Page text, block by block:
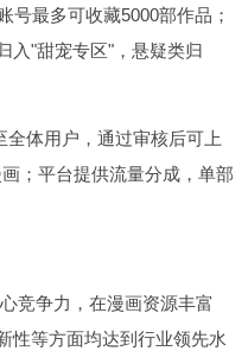
号最多可收藏5000部作品；
入"甜宠专区"，悬疑类归
体用户，通过审核后可上
；平台提供流量分成，单部
竞争力，在漫画资源丰富
性等方面均达到行业领先水